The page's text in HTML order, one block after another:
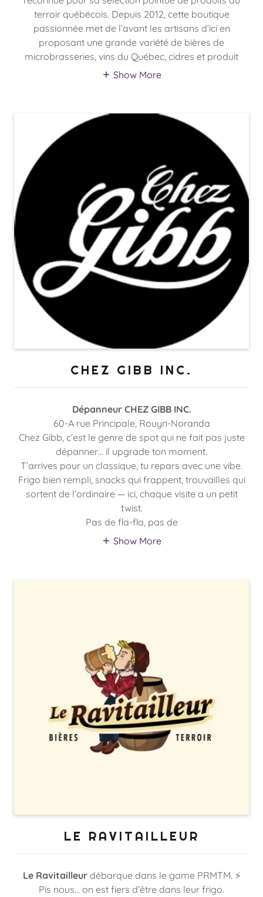
terroir québécois. Depuis 2012, cette boutique
passionnée met de l’avant les artisans d’ici en
proposant une grande variété de bières de
microbrasseries, vins du Québec, cidres et produit
Show More
CHEZ GIBB INC.
Dépanneur CHEZ GIBB INC.
60-A rue Principale, Rouyn-Noranda
Chez Gibb, c’est le genre de spot qui ne fait pas juste
dépanner… il upgrade ton moment.
T’arrives pour un classique, tu repars avec une vibe.
Frigo bien rempli, snacks qui frappent, trouvailles qui
sortent de l’ordinaire — ici, chaque visite a un petit
twist.
Pas de fla-fla, pas de
Show More
LE RAVITAILLEUR
Le Ravitailleurdébarque dans le game PRMTM. ⚡️
Pis nous… on est fiers d’être dans leur frigo.